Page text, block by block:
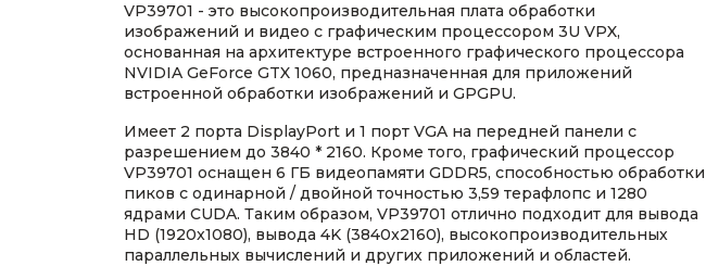
VP39701 - это высокопроизводительная плата обработки
изображений и видео с графическим процессором 3U VPX,
основанная на архитектуре встроенного графического процессора
NVIDIA GeForce GTX 1060, предназначенная для приложений
встроенной обработки изображений и GPGPU.
Имеет 2 порта DisplayPort и 1 порт VGA на передней панели с
разрешением до 3840 * 2160. Кроме того, графический процессор
VP39701 оснащен 6 ГБ видеопамяти GDDR5, способностью обработки
пиков с одинарной / двойной точностью 3,59 терафлопс и 1280
ядрами CUDA. Таким образом, VP39701 отлично подходит для вывода
HD (1920x1080), вывода 4K (3840x2160), высокопроизводительных
параллельных вычислений и других приложений и областей.